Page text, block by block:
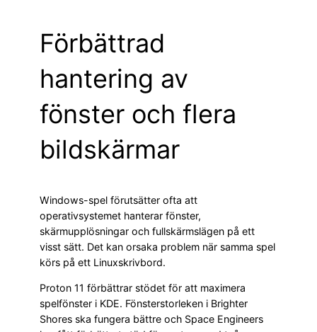
Förbättrad
hantering av
fönster och flera
bildskärmar
Windows-spel förutsätter ofta att
operativsystemet hanterar fönster,
skärmupplösningar och fullskärmslägen på ett
visst sätt. Det kan orsaka problem när samma spel
körs på ett Linuxskrivbord.
Proton 11 förbättrar stödet för att maximera
spelfönster i KDE. Fönsterstorleken i Brighter
Shores ska fungera bättre och Space Engineers